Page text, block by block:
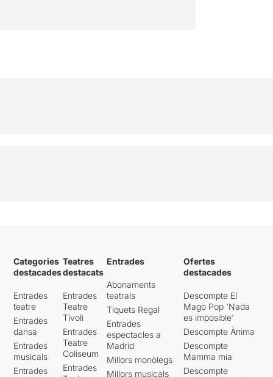
Categories
destacades
Entrades
teatre
Entrades
dansa
Entrades
musicals
Entrades
Teatres
destacats
Entrades
Teatre
Tívoli
Entrades
Teatre
Coliseum
Entrades
Entrades
Abonaments
teatrals
Tiquets Regal
Entrades
espectacles a
Madrid
Millors monòlegs
Millors musicals
Ofertes
destacades
Descompte El
Mago Pop 'Nada
es imposible'
Descompte Ànima
Descompte
Mamma mia
Descompte